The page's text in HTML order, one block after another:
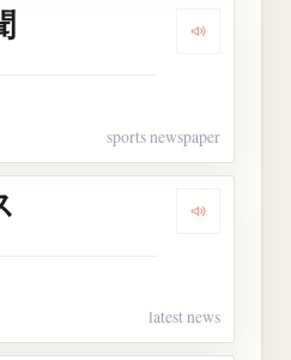
Dengarkan
sports newspaper
Dengarkan
latest news